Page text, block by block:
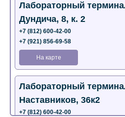
Лабораторный
Дундича, 8, к. 2
+7 (812) 600-42-00
+7 (921) 856-69-58
На карте
Лабораторный
Наставников, 36к2
+7 (812) 600-42-00